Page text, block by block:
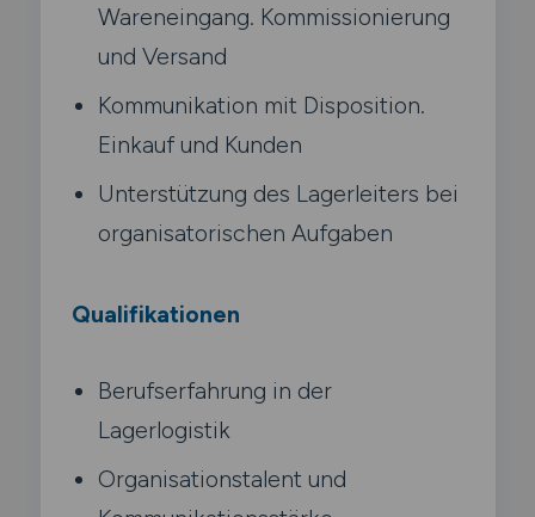
Wareneingang. Kommissionierung
und Versand
Kommunikation mit Disposition.
Einkauf und Kunden
Unterstützung des Lagerleiters bei
organisatorischen Aufgaben
Qualifikationen
Berufserfahrung in der
Lagerlogistik
Organisationstalent und